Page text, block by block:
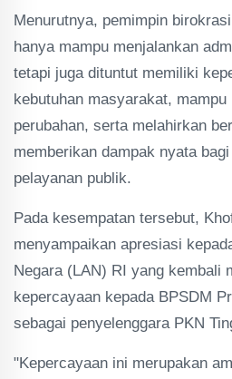
Menurutnya, pemimpin
hanya mampu menjalankan
tetapi juga dituntut memiliki
kebutuhan masyarakat, mampu
perubahan, serta melahirkan
memberikan dampak nyata
pelayanan publik.
Pada kesempatan tersebut,
menyampaikan apresiasi
Negara (LAN) RI yang kembali
kepercayaan kepada BPSDM
sebagai penyelenggara PKN
"Kepercayaan ini merupakan